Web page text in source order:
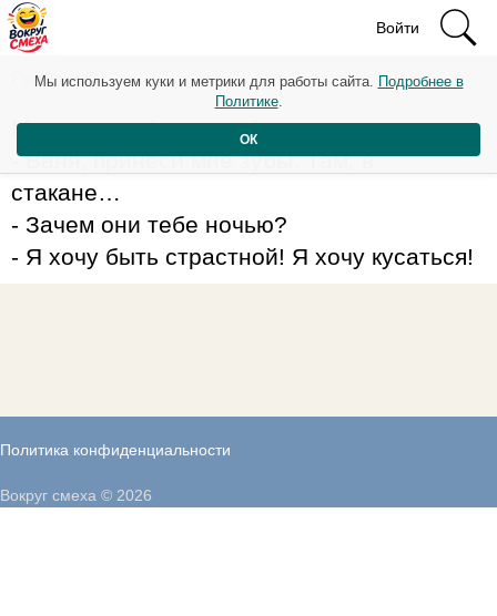
Войти
Рейтинг: 50
Муж и жена (пожилые) в постели:
- Ваня, принеси мне зубы. Там, в
стакане…
- Зачем они тебе ночью?
- Я хочу быть страстной! Я хочу кусаться!
Политика конфиденциальности
Мы используем куки и метрики для работы сайта. Подробнее в
Политике.
ОК
Вокруг смеха © 2026